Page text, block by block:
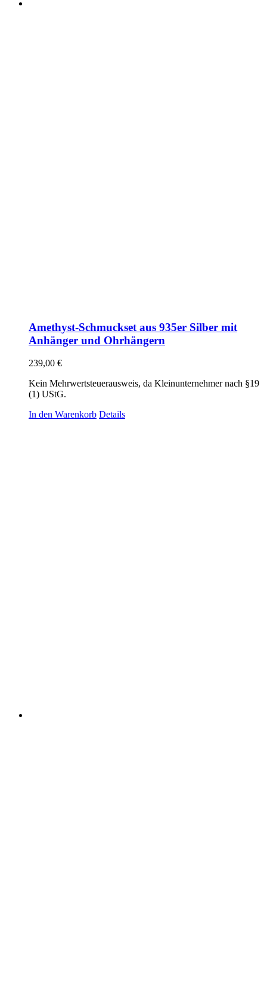
Amethyst-Schmuckset aus 935er Silber mit
Anhänger und Ohrhängern
239,00 €
Kein Mehrwertsteuerausweis, da Kleinunternehmer nach §19
(1) UStG.
In den Warenkorb Details